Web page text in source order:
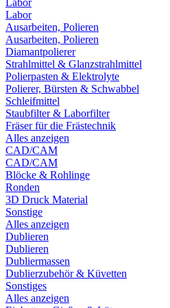
Labor
Labor
Ausarbeiten, Polieren
Ausarbeiten, Polieren
Diamantpolierer
Strahlmittel & Glanzstrahlmittel
Polierpasten & Elektrolyte
Polierer, Bürsten & Schwabbel
Schleifmittel
Staubfilter & Laborfilter
Fräser für die Frästechnik
Alles anzeigen
CAD/CAM
CAD/CAM
Blöcke & Rohlinge
Ronden
3D Druck Material
Sonstige
Alles anzeigen
Dublieren
Dublieren
Dubliermassen
Dublierzubehör & Küvetten
Sonstiges
Alles anzeigen